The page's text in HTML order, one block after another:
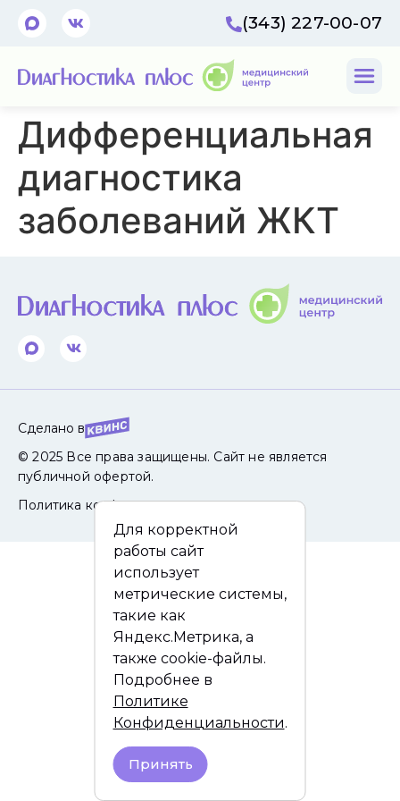
(343) 227-00-07
Дифференциальная
диагностика
заболеваний ЖКТ
Сделано в
© 2025 Все права защищены. Сайт не является
публичной офертой.
Политика конфиденциальности
Для корректной
работы сайт
использует
метрические системы,
такие как
Яндекс.Метрика, а
также cookie-файлы.
Подробнее в
Политике
Конфиденциальности.
Принять